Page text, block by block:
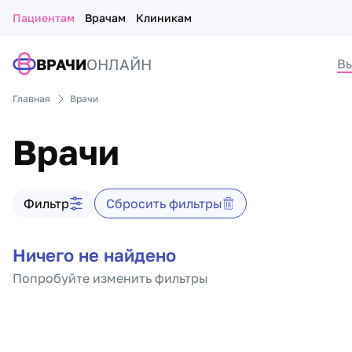
Пациентам Врачам Клиникам
ВРАЧИОНЛАЙН
Главная Врачи
Врачи
Фильтр врачей
Фильтр Сбросить фильтры
Список врачей
Ничего не найдено
Попробуйте изменить фильтры